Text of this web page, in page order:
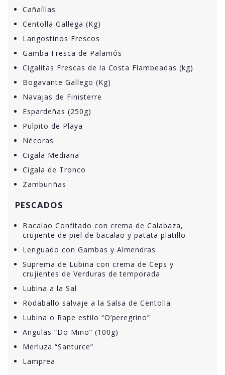
Cañaíllas
Centolla Gallega (Kg)
Langostinos Frescos
Gamba Fresca de Palamós
Cigalitas Frescas de la Costa Flambeadas (kg)
Bogavante Gallego (Kg)
Navajas de Finisterre
Espardeñas (250g)
Pulpito de Playa
Nécoras
Cigala Mediana
Cigala de Tronco
Zamburiñas
PESCADOS
Bacalao Confitado con crema de Calabaza,
crujiente de piel de bacalao y patata platillo
Lenguado con Gambas y Almendras
Suprema de Lubina con crema de Ceps y
crujientes de Verduras de temporada
Lubina a la Sal
Rodaballo salvaje a la Salsa de Centolla
Lubina o Rape estilo “O’peregrino”
Angulas “Do Miño” (100g)
Merluza “Santurce”
Lamprea